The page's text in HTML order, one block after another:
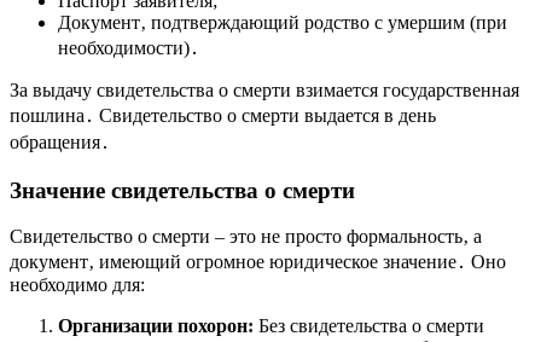
Документ‚ подтверждающий родство с умершим (при
необходимости)․
За выдачу свидетельства о смерти взимается государственная
пошлина․ Свидетельство о смерти выдается в день
обращения․
Значение свидетельства о смерти
Свидетельство о смерти – это не просто формальность‚ а
документ‚ имеющий огромное юридическое значение․ Оно
необходимо для:
Организации похорон: Без свидетельства о смерти